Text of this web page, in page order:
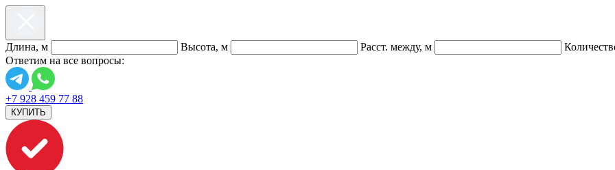
Длина, м Высота, м Расст. между, м
Ответим на все вопросы:
+7 928 459 77 88
КУПИТЬ